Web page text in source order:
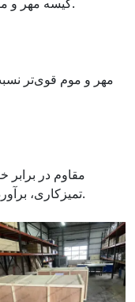
مهر و موم قوی‌تر
مقاوم در برابر
تمیزکاری، برآورده‌کننده نیازهای محیط‌های فرآوری آبزیان.